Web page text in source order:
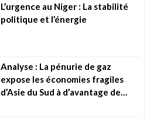
L’urgence au Niger : La stabilité
politique et l’énergie
Analyse : La pénurie de gaz
expose les économies fragiles
d’Asie du Sud à d’avantage de